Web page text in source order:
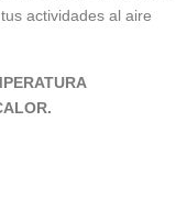
actividades al aire